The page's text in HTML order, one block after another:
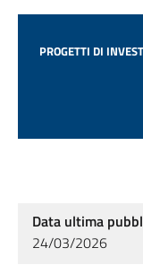
PROGETTI DI
Data ultima
24/03/2026